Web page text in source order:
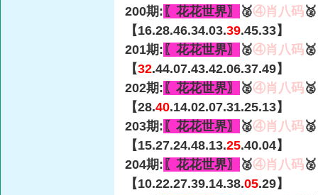
200期: 〖花花世界〗 🥈④肖八码
【16.28.46.34.03.39.45.33】
201期: 〖花花世界〗 🥈④肖八码
【32.44.07.43.42.06.37.49】
202期: 〖花花世界〗 🥈④肖八码
【28.40.14.02.07.31.25.13】
203期: 〖花花世界〗 🥈④肖八码
【15.27.24.48.13.25.40.04】
204期: 〖花花世界〗 🥈④肖八码
【10.22.27.39.14.38.05.29】